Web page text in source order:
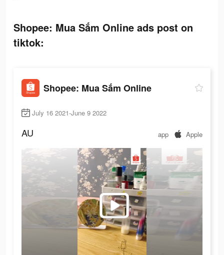
Shopee: Mua Sắm Online ads post on
tiktok:
Shopee: Mua Sắm Online
July 16 2021-June 9 2022
AU app Apple